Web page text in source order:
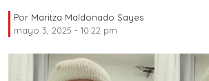
Por Maritza Maldonado Sayes
mayo 3, 2025 - 10:22 pm